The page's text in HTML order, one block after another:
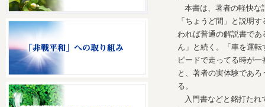
本書は、著者の軽快な
「ちょうど間」と説明
われば普通の解説書で
ん」と続く。「車を運
ピードで走ってる時が
と、著者の実体験であ
る。
入門書などと銘打た